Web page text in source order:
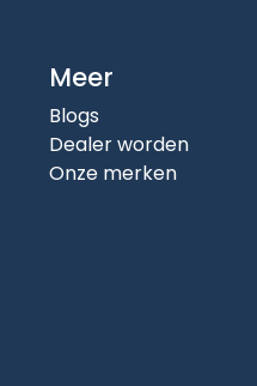
Meer
Blogs
Dealer worden
Onze merken